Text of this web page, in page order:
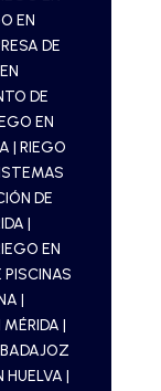
EN
DE
DE
EN
| RIEGO
DE
|
EN
|
|
HUELVA |